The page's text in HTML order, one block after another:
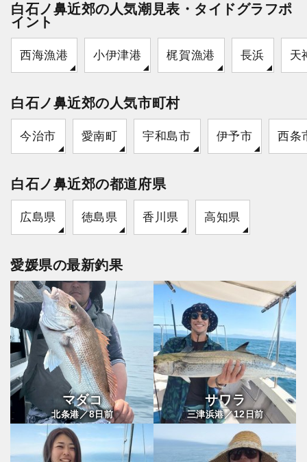
白石ノ鼻近郊の人気潮見表・タイドグラフポ
イント
西海漁港 小伊津港 梶賀漁港 長浜 天
白石ノ鼻近郊の人気市町村
今治市 愛南町 宇和島市 伊予市 西条
白石ノ鼻近郊の都道府県
広島県 徳島県 香川県 高知県
愛媛県の最新釣果
マダコ
北条港／8日前
サワラ
三津浜港／12 日前